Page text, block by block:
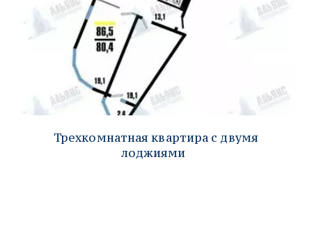
Трехкомнатная квартира с двумя
лоджиями